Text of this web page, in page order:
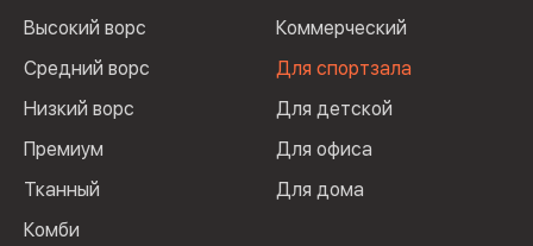
Высокий ворс
Средний ворс
Низкий ворс
Премиум
Тканный
Комби
Коммерческий
Для спортзала
Для детской
Для офиса
Для дома